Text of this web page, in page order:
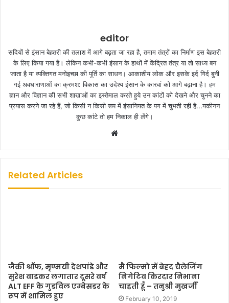
editor
सदियों से इंसान बेहतरी की तलाश में आगे बढ़ता जा रहा है, तमाम तंत्रों का निर्माण इस बेहतरी
के लिए किया गया है। लेकिन कभी-कभी इंसान के हाथों में केंद्रित तंत्र या तो साध्य बन
जाता है या व्यक्तिगत मनोइच्छा की पूर्ति का साधन। आकाशीय लोक और इसके इर्द गिर्द बुनी
गई अवधाराणाओं का क्रमश: विकास का उदेश्य इंसान के कारवां को आगे बढ़ाना है। हम
ज्ञान और विज्ञान की सभी शाखाओं का इस्तेमाल करते हुये उन कांटों को देखने और चुनने का
प्रयास करने जा रहे हैं, जो किसी न किसी रूप में इंसानियत के पग में चुभती रही है...यकीनन
कुछ कांटे तो हम निकाल ही लेंगे।
b
Related Articles
जैकी श्रॉफ, मृण्मयी देशपांडे और
सुरेश वाडकर लगातार दूसरे वर्ष
ALT EFF के गुडविल एम्बेसडर के
रूप में शामिल हुए
मै फिल्मो में बेहद चैलेजिंग
निगेटिव किरदार निभाना
चाहती हूँ – तनुश्री मुखर्जी
February 10, 2019